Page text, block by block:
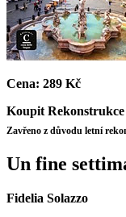
Cena: 289 Kč
Koupit Rekonstrukce
Zavřeno z důvodu letní
Un fine
Fidelia Solazzo